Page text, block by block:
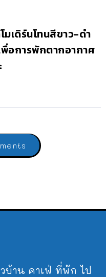
มเดิร์นโทนสีขาว-ดำ
อการพักตากอากาศ
บ้าน คาเฟ่ ที่พัก ไป